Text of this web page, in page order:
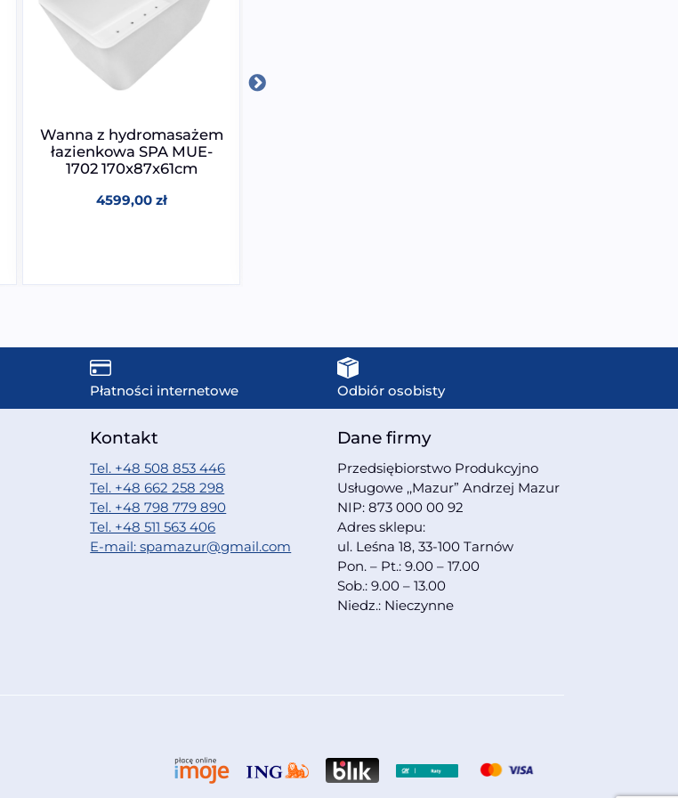
Wanna z hydromasażem
łazienkowa SPA MUE-
1702 170x87x61cm
4599,00 zł
Płatności internetowe Odbiór osobisty
Kontakt
Tel. +48 508 853 446
Tel. +48 662 258 298
Tel. +48 798 779 890
Tel. +48 511 563 406
E-mail: spamazur@gmail.com
Dane firmy
Przedsiębiorstwo Produkcyjno
Usługowe ,,Mazur” Andrzej Mazur
NIP: 873 000 00 92
Adres sklepu:
ul. Leśna 18, 33-100 Tarnów
Pon. – Pt.: 9.00 – 17.00
Sob.: 9.00 – 13.00
Niedz.: Nieczynne